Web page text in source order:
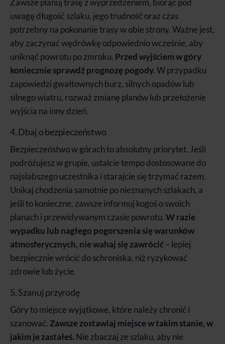
uwagę długość szlaku, jego trudność oraz czas
potrzebny na pokonanie trasy w obie strony. Ważne jest,
aby zaczynać wędrówkę odpowiednio wcześnie, aby
uniknąć powrotu po zmroku. Przed wyjściem w góry
koniecznie sprawdź prognozę pogody.W przypadku
zapowiedzi gwałtownych burz, silnych opadów lub
silnego wiatru, rozważ zmianę planów lub przełożenie
wyjścia na inny dzień.
4. Dbaj o bezpieczeństwo
Bezpieczeństwo w górach to absolutny priorytet. Jeśli
podróżujesz w grupie, ustalcie tempo dostosowane do
najsłabszego uczestnika i starajcie się trzymać razem.
Unikaj chodzenia samotnie po nieznanych szlakach, a
jeśli to konieczne, zawsze informuj kogoś o swoich
planach i przewidywanym czasie powrotu.W razie
wypadku lub nagłego pogorszenia się warunków
atmosferycznych, nie wahaj się zawrócić– lepiej
bezpiecznie wrócić do schroniska, niż ryzykować
zdrowie lub życie.
5. Szanuj przyrodę
Góry to miejsce wyjątkowe, które należy chronić i
szanować. Zawsze zostawiaj miejsce w takim stanie, w
jakim je zastałeś. Nie zbaczaj ze szlaku, aby nie